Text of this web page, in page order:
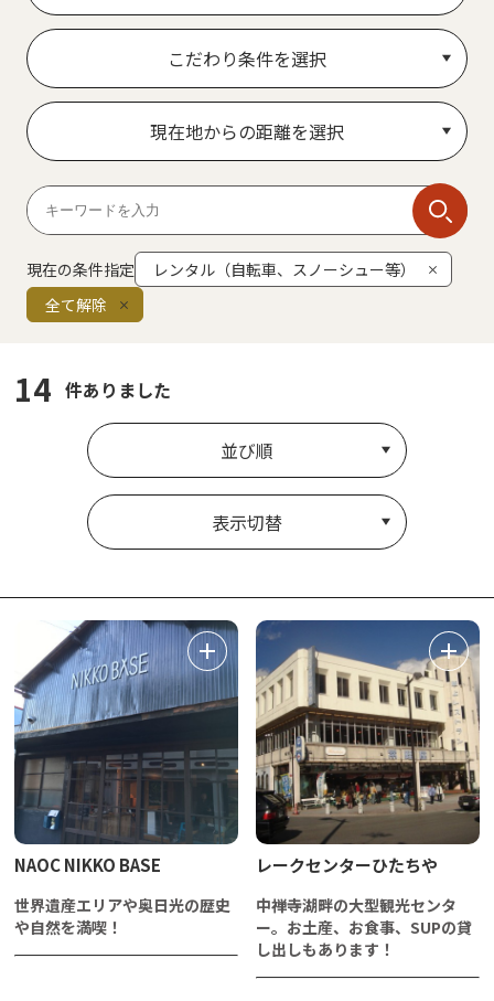
こだわり条件を選択
現在地からの距離を選択
現在の条件指定
レンタル（自転車、スノーシュー等）
全て解除
14 件ありました
並び順
表示切替
NAOC NIKKO BASE
世界遺産エリアや奥日光の歴史
や自然を満喫！
レークセンターひたちや
中禅寺湖畔の大型観光センタ
ー。お土産、お食事、SUPの貸
し出しもあります！